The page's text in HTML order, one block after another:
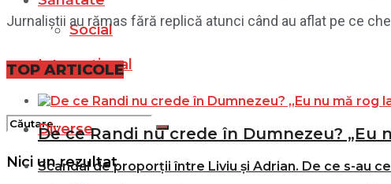
Social
Filme
Nici un rezultat
Internațional
Diverse
Jurnaliștii au rămas fără replică atunci când au aflat pe ce
TOP ARTICOLE
De ce Randi nu crede în Dumnezeu? „Eu
Scandal de proporții între Liviu și Adrian. De ce s-au